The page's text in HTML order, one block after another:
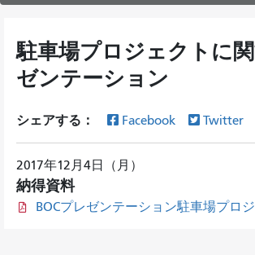
移
駐車場プロジェクトに
ゼンテーション
シェアする： Facebook Twitter
2017年12月4日（月）
納得資料
BOCプレゼンテーション駐車場プロ